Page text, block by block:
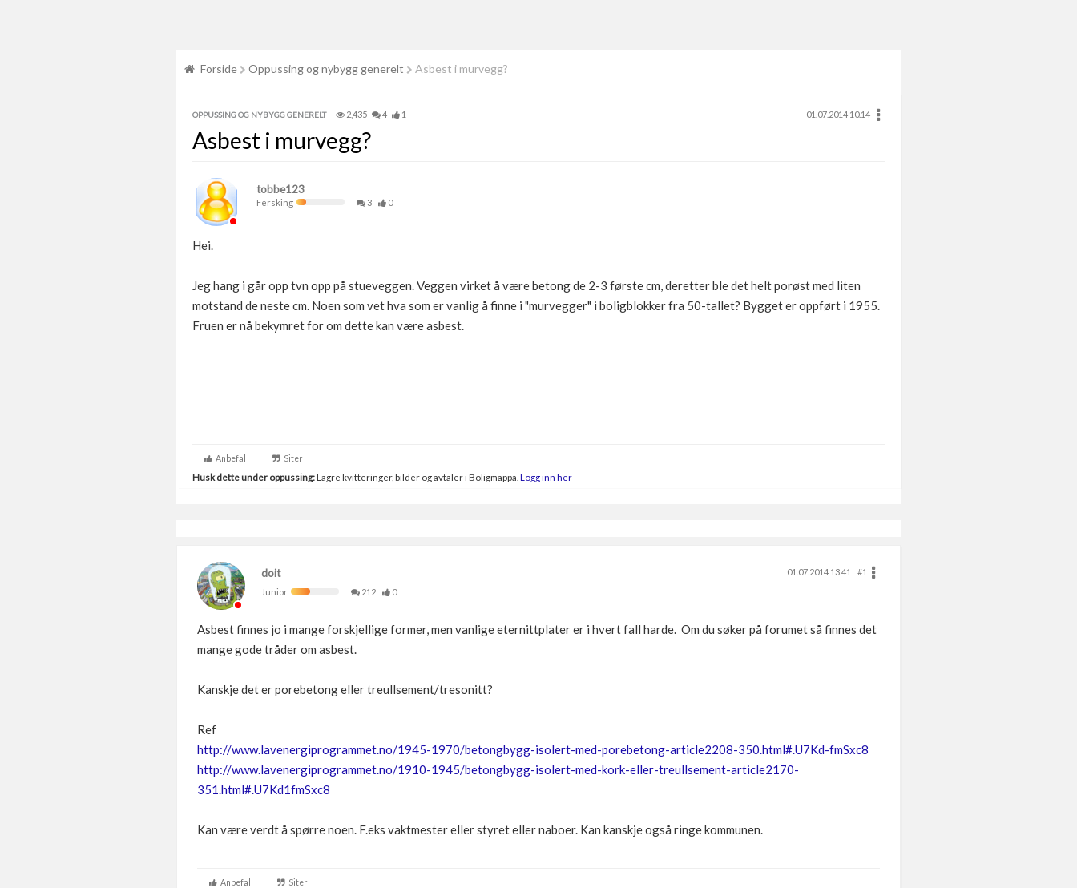
Forside Oppussing og nybygg generelt Asbest i murvegg?
OPPUSSING OG NYBYGG GENERELT 2,435 4 1 01.07.2014 10.14
Asbest i murvegg?
tobbe123
Fersking 3 0
Hei.
Jeg hang i går opp tvn opp på stueveggen. Veggen virket å være betong de 2-3 første cm, deretter ble det helt porøst med liten
motstand de neste cm. Noen som vet hva som er vanlig å finne i "murvegger" i boligblokker fra 50-tallet? Bygget er oppført i 1955.
Fruen er nå bekymret for om dette kan være asbest.
Anbefal Siter
Husk dette under oppussing:Lagre kvitteringer, bilder og avtaler i Boligmappa. Logg inn her
doit 01.07.2014 13.41
#1
Junior
212 0
Asbest finnes jo i mange forskjellige former, men vanlige eternittplater er i hvert fall harde. Om du søker på forumet så finnes det
mange gode tråder om asbest.
Kanskje det er porebetong eller treullsement/tresonitt?
Ref
http://www.lavenergiprogrammet.no/1945-1970/betongbygg-isolert-med-porebetong-article2208-350.html#.U7Kd-fmSxc8
http://www.lavenergiprogrammet.no/1910-1945/betongbygg-isolert-med-kork-eller-treullsement-article2170-
351.html#.U7Kd1fmSxc8
Kan være verdt å spørre noen. F.eks vaktmester eller styret eller naboer. Kan kanskje også ringe kommunen.
Anbefal Siter